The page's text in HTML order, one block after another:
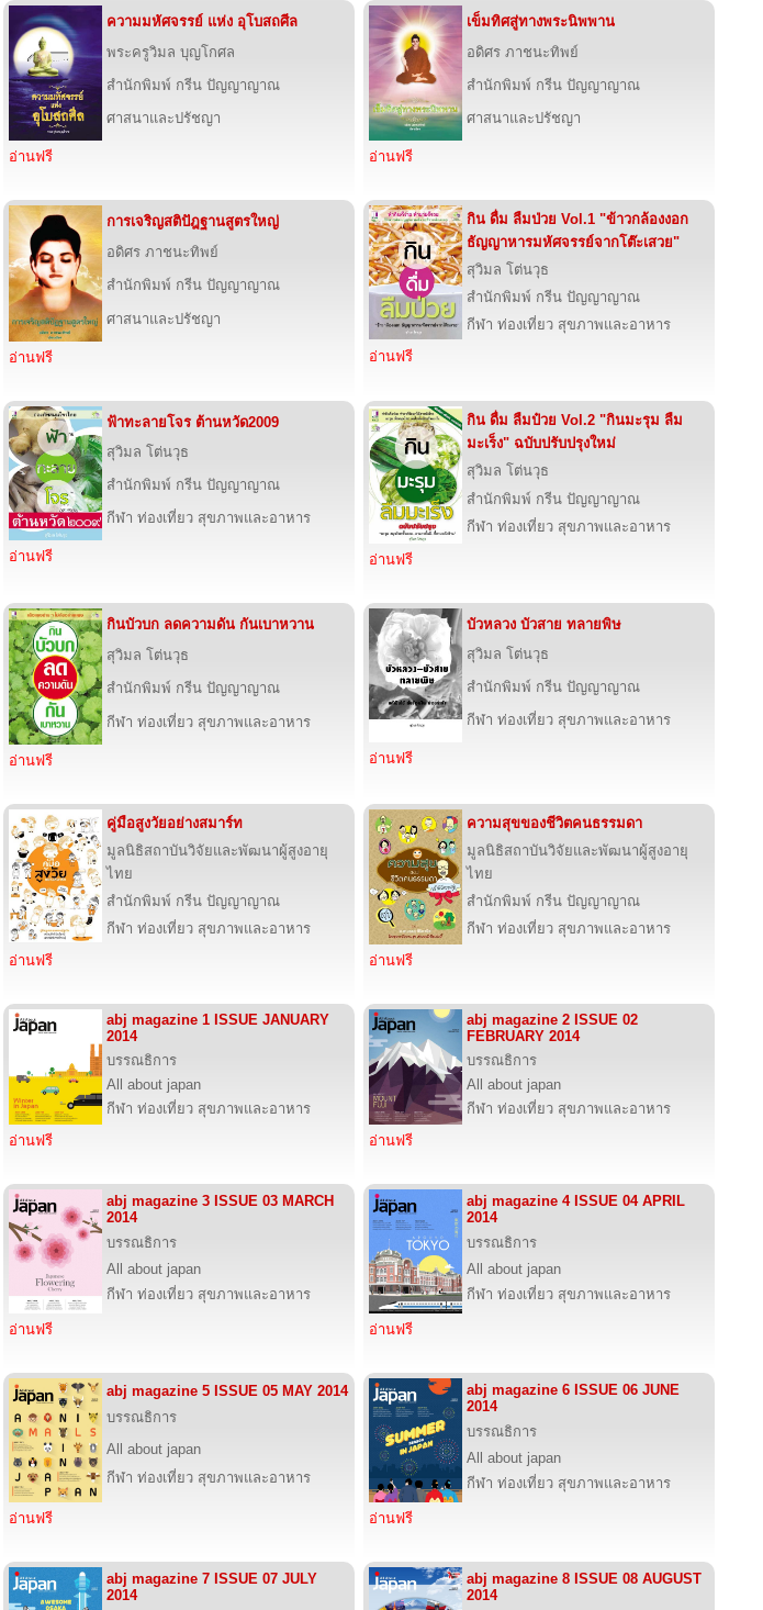
ความมหัศจรรย์ แห่ง อุโบสถศีล
พระครูวิมล บุญโกศล
สำนักพิมพ์ กรีน ปัญญาญาณ
ศาสนาและปรัชญา
อ่านฟรี
เข็มทิศสู่ทางพระนิพพาน
อดิศร ภาชนะทิพย์
สำนักพิมพ์ กรีน ปัญญาญาณ
ศาสนาและปรัชญา
อ่านฟรี
การเจริญสติปัฎฐานสูตรใหญ่
อดิศร ภาชนะทิพย์
สำนักพิมพ์ กรีน ปัญญาญาณ
ศาสนาและปรัชญา
อ่านฟรี
กิน ดื่ม ลืมป่วย Vol.1 "ข้าวกล้องงอก
ธัญญาหารมหัศจรรย์จากโต๊ะเสวย"
สุวิมล โต่นวุธ
สำนักพิมพ์ กรีน ปัญญาญาณ
กีฬา ท่องเที่ยว สุขภาพและอาหาร
อ่านฟรี
ฟ้าทะลายโจร ต้านหวัด2009
สุวิมล โต่นวุธ
สำนักพิมพ์ กรีน ปัญญาญาณ
กีฬา ท่องเที่ยว สุขภาพและอาหาร
อ่านฟรี
กิน ดื่ม ลืมป๋วย Vol.2 "กินมะรุม ลืม
มะเร็ง" ฉบับปรับปรุงใหม่
สุวิมล โต่นวุธ
สำนักพิมพ์ กรีน ปัญญาญาณ
กีฬา ท่องเที่ยว สุขภาพและอาหาร
อ่านฟรี
กินบัวบก ลดความดัน กันเบาหวาน
สุวิมล โต่นวุธ
สำนักพิมพ์ กรีน ปัญญาญาณ
กีฬา ท่องเที่ยว สุขภาพและอาหาร
อ่านฟรี
บัวหลวง บัวสาย ทลายพิษ
สุวิมล โต่นวุธ
สำนักพิมพ์ กรีน ปัญญาญาณ
กีฬา ท่องเที่ยว สุขภาพและอาหาร
อ่านฟรี
คู่มือสูงวัยอย่างสมาร์ท
มูลนิธิสถาบันวิจัยและพัฒนาผู้สูงอายุ
ไทย
สำนักพิมพ์ กรีน ปัญญาญาณ
กีฬา ท่องเที่ยว สุขภาพและอาหาร
อ่านฟรี
ความสุขของชีวิตคนธรรมดา
มูลนิธิสถาบันวิจัยและพัฒนาผู้สูงอายุ
ไทย
สำนักพิมพ์ กรีน ปัญญาญาณ
กีฬา ท่องเที่ยว สุขภาพและอาหาร
อ่านฟรี
abj magazine 1 ISSUE JANUARY
2014
บรรณธิการ
All about japan
กีฬา ท่องเที่ยว สุขภาพและอาหาร
อ่านฟรี
abj magazine 2 ISSUE 02
FEBRUARY 2014
บรรณธิการ
All about japan
กีฬา ท่องเที่ยว สุขภาพและอาหาร
อ่านฟรี
abj magazine 3 ISSUE 03 MARCH
2014
บรรณธิการ
All about japan
กีฬา ท่องเที่ยว สุขภาพและอาหาร
อ่านฟรี
abj magazine 4 ISSUE 04 APRIL
2014
บรรณธิการ
All about japan
กีฬา ท่องเที่ยว สุขภาพและอาหาร
อ่านฟรี
abj magazine 5 ISSUE 05 MAY 2014
บรรณธิการ
All about japan
กีฬา ท่องเที่ยว สุขภาพและอาหาร
อ่านฟรี
abj magazine 6 ISSUE 06 JUNE
2014
บรรณธิการ
All about japan
กีฬา ท่องเที่ยว สุขภาพและอาหาร
อ่านฟรี
abj magazine 7 ISSUE 07 JULY
2014
abj magazine 8 ISSUE 08 AUGUST
2014